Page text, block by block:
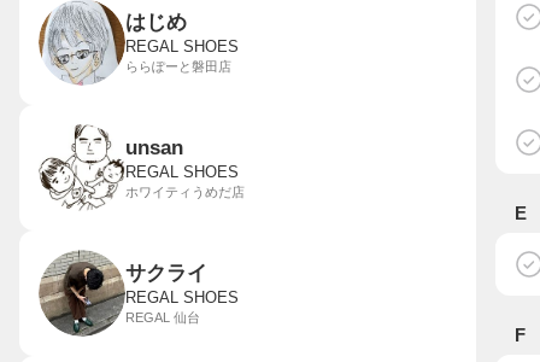
E
F
はじめ
REGAL SHOES
ららぽーと磐田店
unsan
REGAL SHOES
ホワイティうめだ店
サクライ
REGAL SHOES
REGAL 仙台